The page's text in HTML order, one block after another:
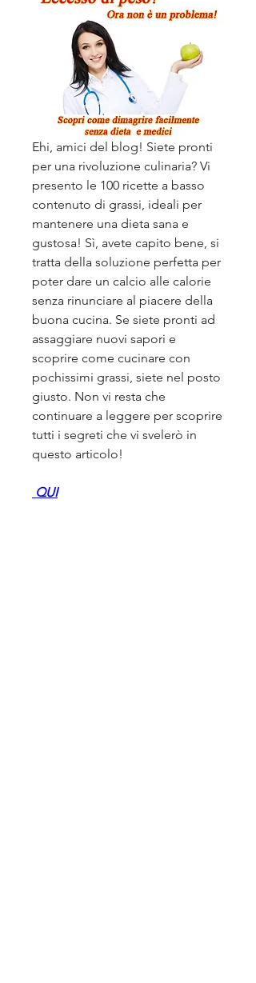
Ehi, amici del blog! Siete pronti
per una rivoluzione culinaria? Vi
presento le 100 ricette a basso
contenuto di grassi, ideali per
mantenere una dieta sana e
gustosa! Sì, avete capito bene, si
tratta della soluzione perfetta per
poter dare un calcio alle calorie
senza rinunciare al piacere della
buona cucina. Se siete pronti ad
assaggiare nuovi sapori e
scoprire come cucinare con
pochissimi grassi, siete nel posto
giusto. Non vi resta che
continuare a leggere per scoprire
tutti i segreti che vi svelerò in
questo articolo!
QUI